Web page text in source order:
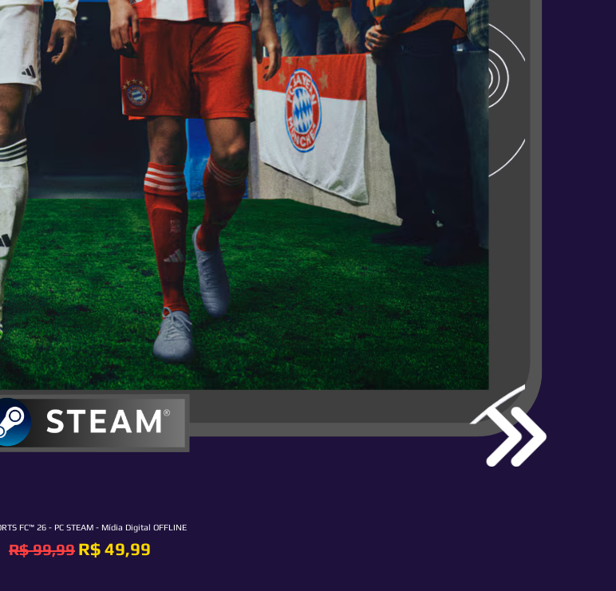
FC™ 26 - PC STEAM - Mídia Digital OFFLINE
Preço normal
R$ 99,99 Preço promocional
R$ 49,99